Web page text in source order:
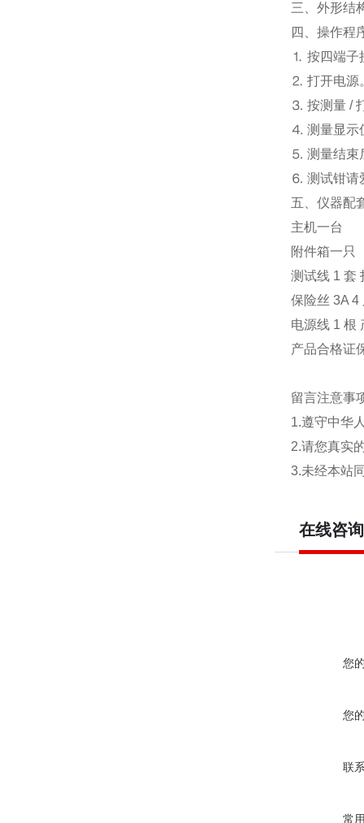
三、 外形结
四、 操作程
⒈ 按四端子
⒉ 打开电源
⒊ 按测量 /
⒋ 测量显示
⒌ 测量结束
⒍ 测试钳请
五、 仪器配
主机一台
附件箱一只
测试线 1 套
保险丝 3A 4
电源线 1 根
产品合格证
留言注意事
1.遵守中华
2.请您真实
3.未经本站
在线咨询
您
您
联
常